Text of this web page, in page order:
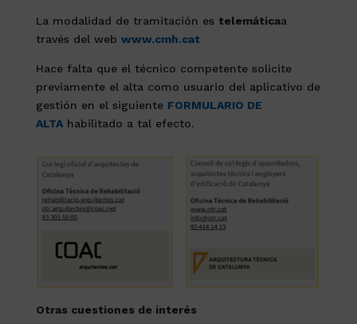
La modalidad de tramitación es telemáticaa
través del web www.cmh.cat
Hace falta que el técnico competente solicite
previamente el alta como usuario del aplicativo de
gestión en el siguiente FORMULARIO DE
ALTAhabilitado a tal efecto.
Otras cuestiones de interés